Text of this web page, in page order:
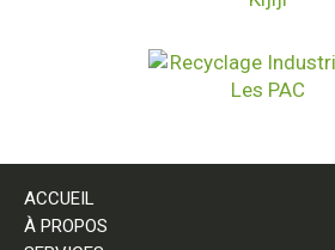
ACCUEIL
À PROPOS